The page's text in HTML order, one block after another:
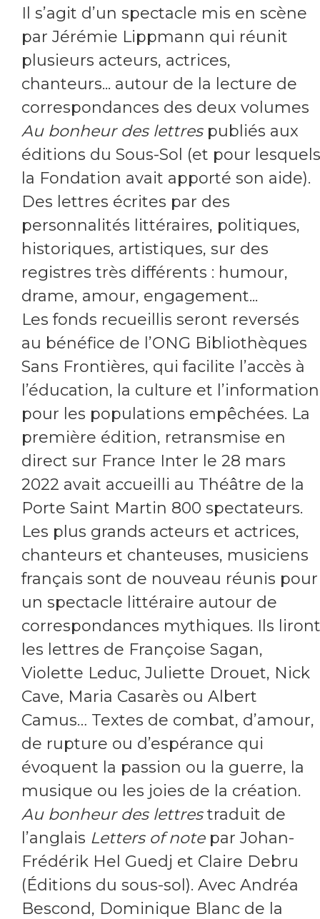
Il s’agit d’un spectacle mis en scène
par Jérémie Lippmann qui réunit
plusieurs acteurs, actrices,
chanteurs... autour de la lecture de
correspondances des deux volumes
Au bonheur des lettrespubliés aux
éditions du Sous-Sol (et pour lesquels
la Fondation avait apporté son aide).
Des lettres écrites par des
personnalités littéraires, politiques,
historiques, artistiques, sur des
registres très différents : humour,
drame, amour, engagement...
Les fonds recueillis seront reversés
au bénéfice de l’ONG Bibliothèques
Sans Frontières, qui facilite l’accès à
l’éducation, la culture et l’information
pour les populations empêchées. La
première édition, retransmise en
direct sur France Inter le 28 mars
2022 avait accueilli au Théâtre de la
Porte Saint Martin 800 spectateurs.
Les plus grands acteurs et actrices,
chanteurs et chanteuses, musiciens
français sont de nouveau réunis pour
un spectacle littéraire autour de
correspondances mythiques. Ils liront
les lettres de Françoise Sagan,
Violette Leduc, Juliette Drouet, Nick
Cave, Maria Casarès ou Albert
Camus… Textes de combat, d’amour,
de rupture ou d’espérance qui
évoquent la passion ou la guerre, la
musique ou les joies de la création.
Au bonheur des lettrestraduit de
l’anglais Letters of notepar Johan-
Frédérik Hel Guedj et Claire Debru
(Éditions du sous-sol). Avec Andréa
Bescond, Dominique Blanc de la